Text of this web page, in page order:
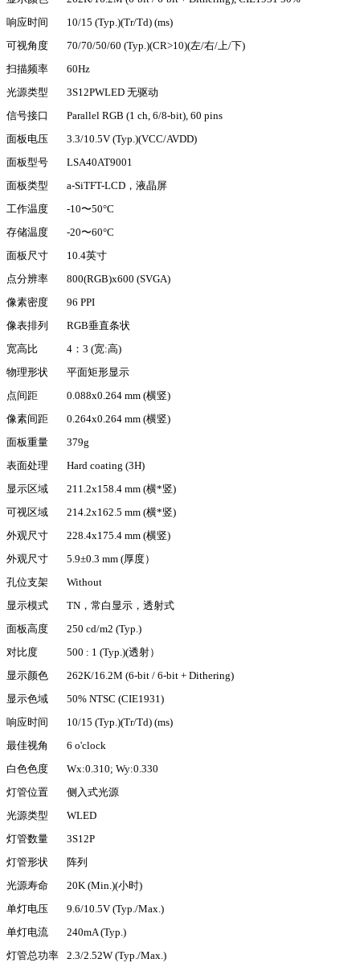
响应时间
10/15 (Typ.)(Tr/Td) (ms)
可视角度
70/70/50/60 (Typ.)(CR>10)(左/右/上/下)
扫描频率
60Hz
光源类型
3S12PWLED 无驱动
信号接口
Parallel RGB (1 ch, 6/8-bit), 60 pins
面板电压
3.3/10.5V (Typ.)(VCC/AVDD)
面板型号
LSA40AT9001
面板类型
a-SiTFT-LCD，液晶屏
工作温度
-10〜50°C
存储温度
-20〜60°C
面板尺寸
10.4英寸
点分辨率
800(RGB)x600 (SVGA)
像素密度
96 PPI
像表排列
RGB垂直条状
宽高比
4：3 (宽:高)
物理形状
平面矩形显示
点间距
0.088x0.264 mm (横竖)
像素间距
0.264x0.264 mm (横竖)
面板重量
379g
表面处理
Hard coating (3H)
显示区域
211.2x158.4 mm (横*竖)
可视区域
214.2x162.5 mm (横*竖)
外观尺寸
228.4x175.4 mm (横竖)
外观尺寸
5.9±0.3 mm (厚度）
孔位支架
Without
显示模式
TN，常白显示，透射式
面板高度
250 cd/m2 (Typ.)
对比度
500 : 1 (Typ.)(透射）
显示颜色
262K/16.2M (6-bit / 6-bit + Dithering)
显示色域
50% NTSC (CIE1931)
响应时间
10/15 (Typ.)(Tr/Td) (ms)
最佳视角
6 o'clock
白色色度
Wx:0.310; Wy:0.330
灯管位置
侧入式光源
光源类型
WLED
灯管数量
3S12P
灯管形状
阵列
光源寿命
20K (Min.)(小时)
单灯电压
9.6/10.5V (Typ./Max.)
单灯电流
240mA (Typ.)
灯管总功率
2.3/2.52W (Typ./Max.)